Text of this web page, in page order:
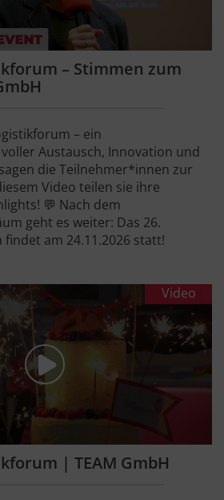
– Stimmen zum
– ein
Austausch, Innovation und
die Teilnehmer*innen zur
Video teilen sie ihre
💬 Nach dem
geht es weiter: Das 26.
findet am 24.11.2026 statt!
Video
| TEAM GmbH